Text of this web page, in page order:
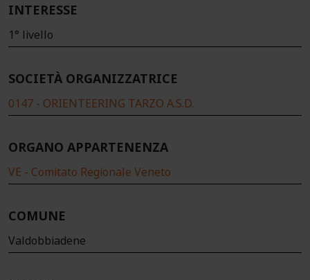
INTERESSE
1° livello
SOCIETÀ ORGANIZZATRICE
0147 - ORIENTEERING TARZO A.S.D.
ORGANO APPARTENENZA
VE - Comitato Regionale Veneto
COMUNE
Valdobbiadene